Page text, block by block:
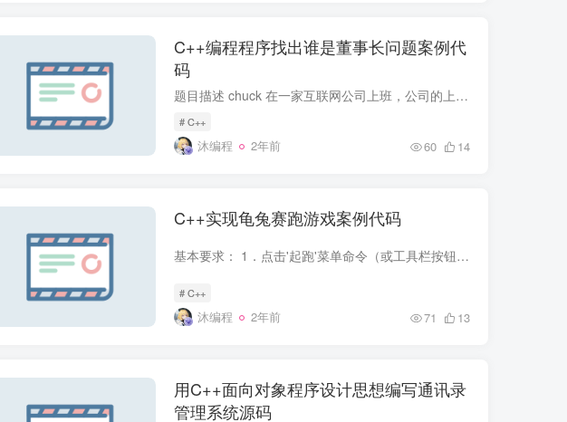
C++编程程序找出谁是董事长问题案例代
码
题目描述 chuck 在一家互联网公司上班，公司的上下级很清晰，除了董事长，每个人都有一个唯一的上级。 比如一个公司里面，A的上级是X，B的上级是X，C的上级是Y，D的上级是Y，X的上级是Z，Y的上...
# C++
沐编程 2年前 60 14
C++实现龟兔赛跑游戏案例代码
基本要求： 1．点击'起跑'菜单命令（或工具栏按钮）后，龟兔两幅位图以随机速度、从窗口左侧向右沿直线运动。并在窗口右侧合适位置设立红色终点线。 2．任一运动员（龟或兔）触终点线后，保持位...
# C++
沐编程 2年前 71 13
用C++面向对象程序设计思想编写通讯录
管理系统源码